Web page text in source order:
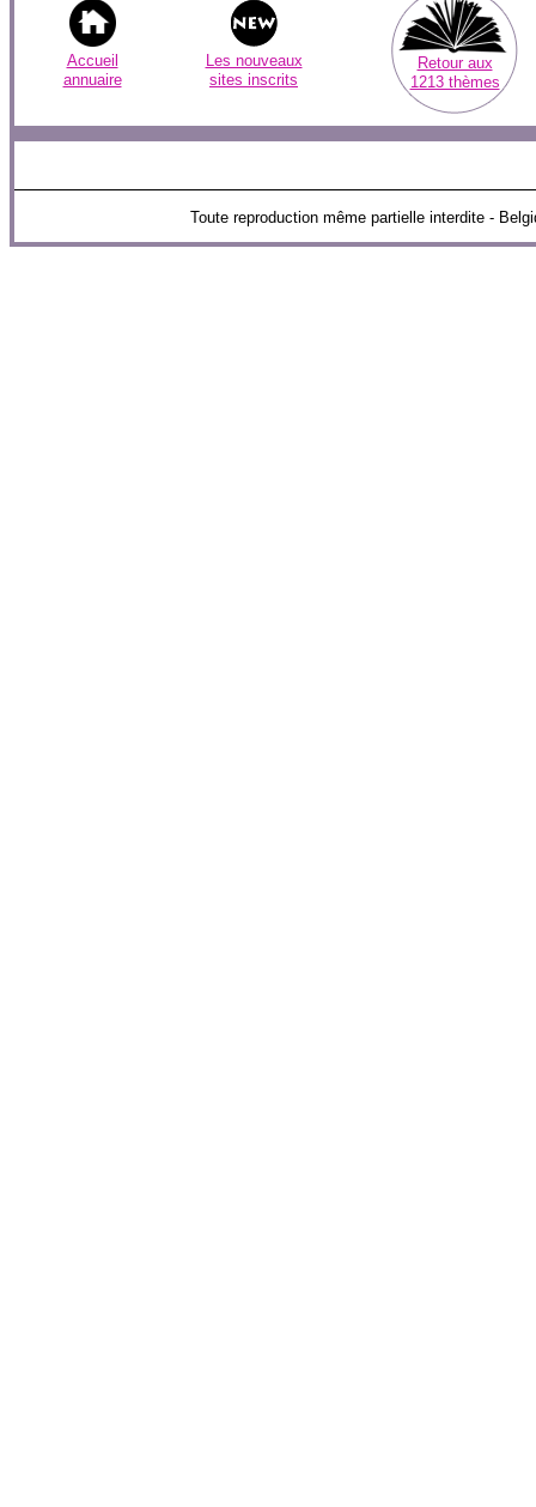
Accueil
annuaire
Les nouveaux
sites inscrits
Retour aux
1213 thèmes
Toute reproduction même partielle interdite -